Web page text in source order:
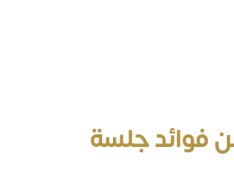
فوائد جلسة